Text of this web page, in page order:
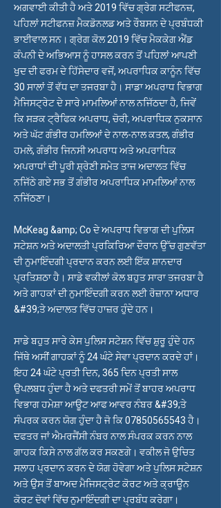
ਅਗਵਾਈ ਕੀਤੀ ਹੈ ਅਤੇ 2019 ਵਿੱਚ ਗ੍ਰੇਗ ਸਟੀਫਨਜ਼,
ਪਹਿਲਾਂ ਸਟੀਫਨਜ਼ ਮੈਕਡੋਨਲਡ ਅਤੇ ਰੌਬਸਨ ਦੇ ਪ੍ਰਬੰਧਕੀ
ਭਾਈਵਾਲ ਸਨ। ਗ੍ਰੇਗ ਕੋਲ 2019 ਵਿੱਚ ਮੈਕਕੇਗ ਐਂਡ
ਕੰਪਨੀ ਦੇ ਅਭਿਆਸ ਨੂੰ ਹਾਸਲ ਕਰਨ ਤੋਂ ਪਹਿਲਾਂ ਆਪਣੀ
ਖੁਦ ਦੀ ਫਰਮ ਦੇ ਹਿੱਸੇਦਾਰ ਵਜੋਂ, ਅਪਰਾਧਿਕ ਕਾਨੂੰਨ ਵਿੱਚ
30 ਸਾਲਾਂ ਤੋਂ ਵੱਧ ਦਾ ਤਜਰਬਾ ਹੈ। ਸਾਡਾ ਅਪਰਾਧ ਵਿਭਾਗ
ਮੈਜਿਸਟ੍ਰੇਟ ਦੇ ਸਾਰੇ ਮਾਮਲਿਆਂ ਨਾਲ ਨਜਿੱਠਦਾ ਹੈ, ਜਿਵੇਂ
ਕਿ ਸੜਕ ਟ੍ਰੈਫਿਕ ਅਪਰਾਧ, ਚੋਰੀ, ਅਪਰਾਧਿਕ ਨੁਕਸਾਨ
ਅਤੇ ਘੱਟ ਗੰਭੀਰ ਹਮਲਿਆਂ ਦੇ ਨਾਲ-ਨਾਲ ਕਤਲ, ਗੰਭੀਰ
ਹਮਲੇ, ਗੰਭੀਰ ਜਿਨਸੀ ਅਪਰਾਧ ਅਤੇ ਅਪਰਾਧਿਕ
ਅਪਰਾਧਾਂ ਦੀ ਪੂਰੀ ਸ਼੍ਰੇਣੀ ਸਮੇਤ ਤਾਜ ਅਦਾਲਤ ਵਿੱਚ
ਨਜਿੱਠੇ ਗਏ ਸਭ ਤੋਂ ਗੰਭੀਰ ਅਪਰਾਧਿਕ ਮਾਮਲਿਆਂ ਨਾਲ
ਨਜਿੱਠਣਾ।
McKeag &amp; Co ਦੇ ਅਪਰਾਧ ਵਿਭਾਗ ਦੀ ਪੁਲਿਸ
ਸਟੇਸ਼ਨ ਅਤੇ ਅਦਾਲਤੀ ਪ੍ਰਕਿਰਿਆ ਦੌਰਾਨ ਉੱਚ ਗੁਣਵੱਤਾ
ਦੀ ਨੁਮਾਇੰਦਗੀ ਪ੍ਰਦਾਨ ਕਰਨ ਲਈ ਇੱਕ ਸ਼ਾਨਦਾਰ
ਪ੍ਰਤਿਸ਼ਠਾ ਹੈ। ਸਾਡੇ ਵਕੀਲਾਂ ਕੋਲ ਬਹੁਤ ਸਾਰਾ ਤਜਰਬਾ ਹੈ
ਅਤੇ ਗਾਹਕਾਂ ਦੀ ਨੁਮਾਇੰਦਗੀ ਕਰਨ ਲਈ ਰੋਜ਼ਾਨਾ ਅਧਾਰ
&#39;ਤੇ ਅਦਾਲਤ ਵਿੱਚ ਹਾਜ਼ਰ ਹੁੰਦੇ ਹਨ।
ਸਾਡੇ ਬਹੁਤ ਸਾਰੇ ਕੇਸ ਪੁਲਿਸ ਸਟੇਸ਼ਨ ਵਿੱਚ ਸ਼ੁਰੂ ਹੁੰਦੇ ਹਨ
ਜਿੱਥੇ ਅਸੀਂ ਗਾਹਕਾਂ ਨੂੰ 24 ਘੰਟੇ ਸੇਵਾ ਪ੍ਰਦਾਨ ਕਰਦੇ ਹਾਂ।
ਇਹ 24 ਘੰਟੇ ਪ੍ਰਤੀ ਦਿਨ, 365 ਦਿਨ ਪ੍ਰਤੀ ਸਾਲ
ਉਪਲਬਧ ਹੁੰਦਾ ਹੈ ਅਤੇ ਦਫਤਰੀ ਸਮੇਂ ਤੋਂ ਬਾਹਰ ਅਪਰਾਧ
ਵਿਭਾਗ ਹਮੇਸ਼ਾ ਆਊਟ ਆਫ ਆਵਰ ਨੰਬਰ &#39;ਤੇ
ਸੰਪਰਕ ਕਰਨ ਯੋਗ ਹੁੰਦਾ ਹੈ ਜੋ ਕਿ07850565543ਹੈ।
ਦਫਤਰ ਜਾਂ ਐਮਰਜੈਂਸੀ ਨੰਬਰ ਨਾਲ ਸੰਪਰਕ ਕਰਨ ਨਾਲ
ਗਾਹਕ ਕਿਸੇ ਨਾਲ ਗੱਲ ਕਰ ਸਕਣਗੇ। ਵਕੀਲ ਜੋ ਉਚਿਤ
ਸਲਾਹ ਪ੍ਰਦਾਨ ਕਰਨ ਦੇ ਯੋਗ ਹੋਵੇਗਾ ਅਤੇ ਪੁਲਿਸ ਸਟੇਸ਼ਨ
ਅਤੇ ਉਸ ਤੋਂ ਬਾਅਦ ਮੈਜਿਸਟ੍ਰੇਟ ਕੋਰਟ ਅਤੇ ਕ੍ਰਾਊਨ
ਕੋਰਟ ਦੋਵਾਂ ਵਿੱਚ ਨੁਮਾਇੰਦਗੀ ਦਾ ਪ੍ਰਬੰਧ ਕਰੇਗਾ।